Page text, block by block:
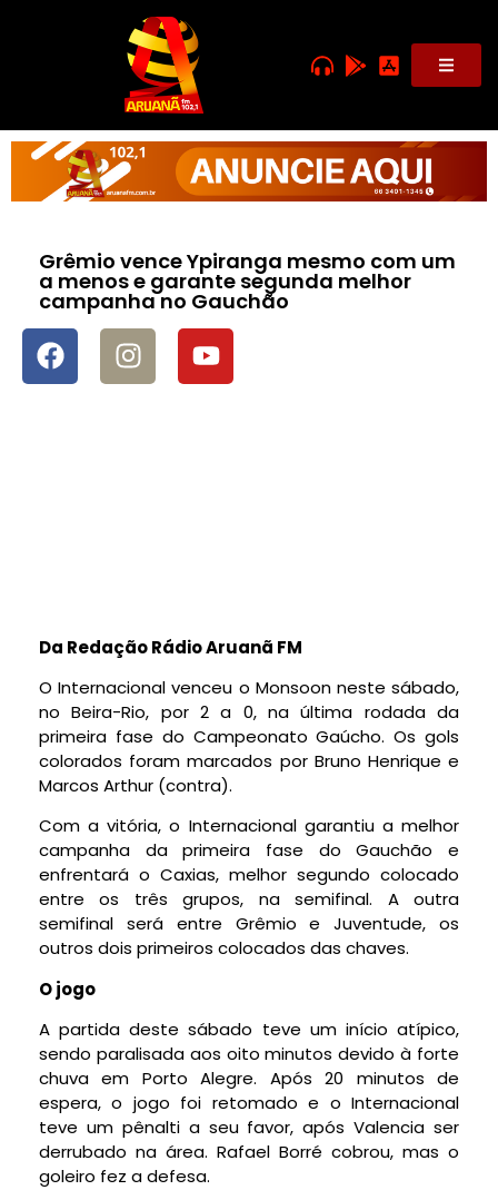
Grêmio vence Ypiranga mesmo com um
a menos e garante segunda melhor
campanha no Gauchão
Da Redação Rádio Aruanã FM
O Internacional venceu o Monsoon neste sábado,
no Beira-Rio, por 2 a 0, na última rodada da
primeira fase do Campeonato Gaúcho. Os gols
colorados foram marcados por Bruno Henrique e
Marcos Arthur (contra).
Com a vitória, o Internacional garantiu a melhor
campanha da primeira fase do Gauchão e
enfrentará o Caxias, melhor segundo colocado
entre os três grupos, na semifinal. A outra
semifinal será entre Grêmio e Juventude, os
outros dois primeiros colocados das chaves.
O jogo
A partida deste sábado teve um início atípico,
sendo paralisada aos oito minutos devido à forte
chuva em Porto Alegre. Após 20 minutos de
espera, o jogo foi retomado e o Internacional
teve um pênalti a seu favor, após Valencia ser
derrubado na área. Rafael Borré cobrou, mas o
goleiro fez a defesa.